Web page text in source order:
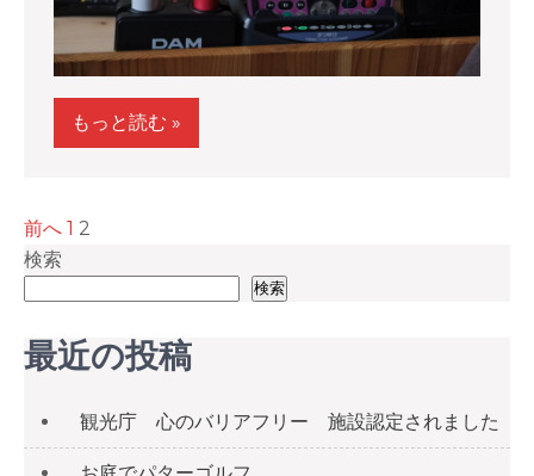
もっと読む »
投
稿
の
ペ
ー
ジ
送
前へ 1 2
検索
検索
最近の投稿
観光庁 心のバリアフリー 施設認定されました